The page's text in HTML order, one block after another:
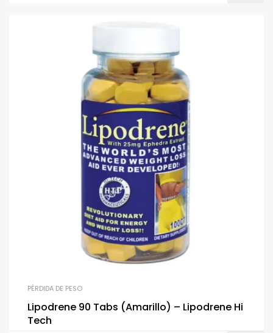
PÉRDIDA DE PESO
Lipodrene 90 Tabs (Amarillo) – Lipodrene Hi
Tech